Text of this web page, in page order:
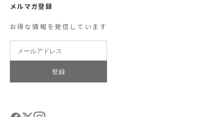
メルマガ登録
お得な情報を発信しています
登録